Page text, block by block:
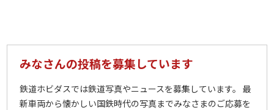
みなさんの投稿を募集しています
鉄道ホビダスでは鉄道写真やニュースを募集しています。 最
新車両から懐かしい国鉄時代の写真までみなさまのご応募を